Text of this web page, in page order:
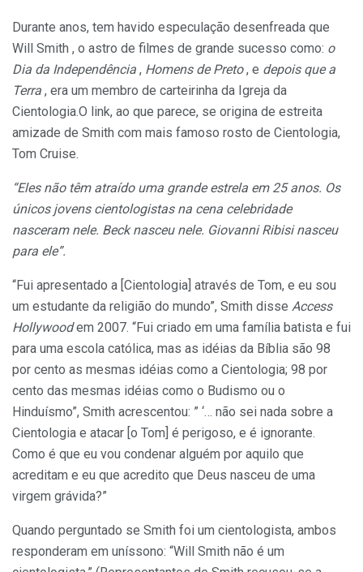
Durante anos, tem havido especulação desenfreada que
Will Smith , o astro de filmes de grande sucesso como: o
Dia da Independência , Homens de Preto, e depois que a
Terra , era um membro de carteirinha da Igreja da
Cientologia.O link, ao que parece, se origina de estreita
amizade de Smith com mais famoso rosto de Cientologia,
Tom Cruise.
“Eles não têm atraído uma grande estrela em 25 anos. Os
únicos jovens cientologistas na cena celebridade
nasceram nele. Beck nasceu nele. Giovanni Ribisi nasceu
para ele”.
“Fui apresentado a [Cientologia] através de Tom, e eu sou
um estudante da religião do mundo”, Smith disse Access
Hollywoodem 2007. “Fui criado em uma família batista e fui
para uma escola católica, mas as idéias da Bíblia são 98
por cento as mesmas idéias como a Cientologia; 98 por
cento das mesmas idéias como o Budismo ou o
Hinduísmo”, Smith acrescentou: ” ‘… não sei nada sobre a
Cientologia e atacar [o Tom] é perigoso, e é ignorante.
Como é que eu vou condenar alguém por aquilo que
acreditam e eu que acredito que Deus nasceu de uma
virgem grávida?”
Quando perguntado se Smith foi um cientologista, ambos
responderam em uníssono: “Will Smith não é um